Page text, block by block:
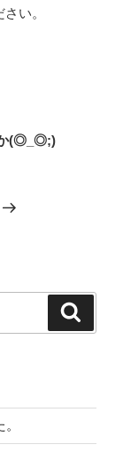
い。
か(◎_◎;)